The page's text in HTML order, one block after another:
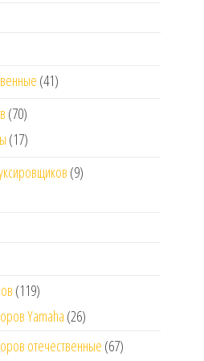
(41)
(70)
(17)
(9)
(119)
Yamaha (26)
отечественные (67)